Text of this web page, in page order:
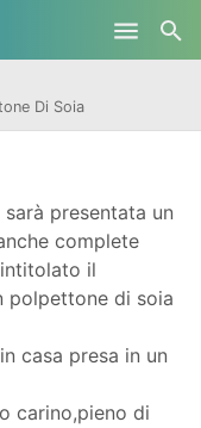
Di Soia
presentata un
complete
il
polpettone di soia
casa presa in un
carino,pieno di